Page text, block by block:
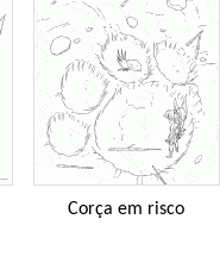
Corça em risco